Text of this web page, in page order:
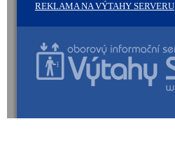
REKLAMA NA VÝTAHY SERVERU